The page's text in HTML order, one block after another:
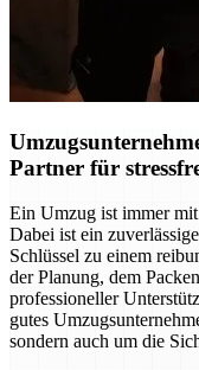
Partner für
Ein Umzug ist immer
Dabei ist ein
Schlüssel zu einem
der Planung, dem
professioneller
gutes
sondern auch um die